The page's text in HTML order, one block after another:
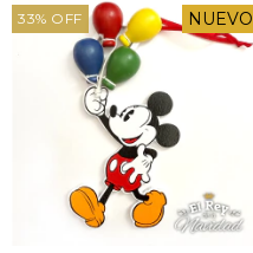
33% OFF NUEVO